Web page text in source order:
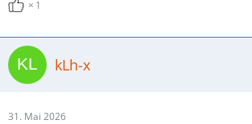
1
kLh-x
31. Mai 2026